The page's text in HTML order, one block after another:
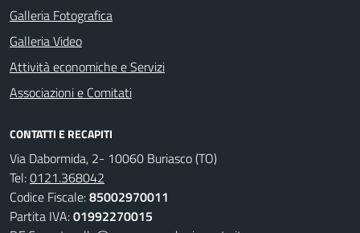
Galleria Fotografica
Galleria Video
Attività economiche e Servizi
Associazioni e Comitati
CONTATTI E RECAPITI
Via Dabormida, 2- 10060 Buriasco (TO)
Tel:0121.368042
Codice Fiscale:85002970011
Partita IVA:01992270015